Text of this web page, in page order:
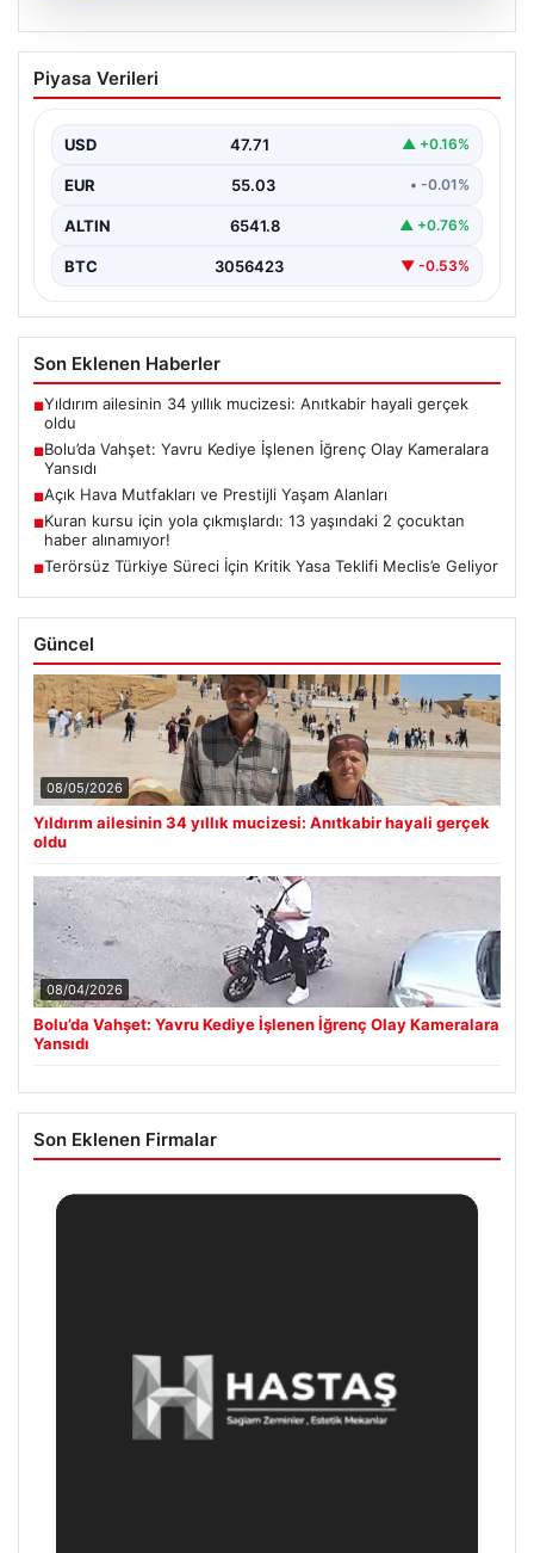
Bolu’da Vahşet: Yavru Kediye İşlenen
İğrenç Olay Kameralara Yansıdı
günlerde meydana gelen korkutucu olay, bölgedeki
sakinleri derinden sarstı. Elektrikli…
Piyasa Verileri
USD 47.71 ▲ +0.16%
EUR 55.03 • -0.01%
ALTIN 6541.8 ▲ +0.76%
BTC 3056423 ▼ -0.53%
Son Eklenen Haberler
■Yıldırım ailesinin 34 yıllık mucizesi: Anıtkabir hayali gerçek
oldu
■Bolu’da Vahşet: Yavru Kediye İşlenen İğrenç Olay Kameralara
Yansıdı
■Açık Hava Mutfakları ve Prestijli Yaşam Alanları
■Kuran kursu için yola çıkmışlardı: 13 yaşındaki 2 çocuktan
haber alınamıyor!
■Terörsüz Türkiye Süreci İçin Kritik Yasa Teklifi Meclis’e Geliyor
Güncel
08/05/2026
Yıldırım ailesinin 34 yıllık mucizesi: Anıtkabir hayali gerçek
oldu
08/04/2026
Bolu’da Vahşet: Yavru Kediye İşlenen İğrenç Olay Kameralara
Yansıdı
Son Eklenen Firmalar